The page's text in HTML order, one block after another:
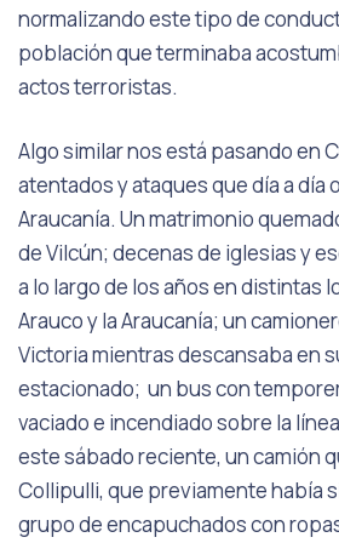
normalizando este tipo de
población que terminaba
actos terroristas.
Algo similar nos está pasando en
atentados y ataques que día a día
Araucanía. Un matrimonio
de Vilcún; decenas de iglesias y
a lo largo de los años en distintas
Arauco y la Araucanía; un
Victoria mientras descansaba en
estacionado; un bus con
vaciado e incendiado sobre la
este sábado reciente, un camión
Collipulli, que previamente había
grupo de encapuchados con